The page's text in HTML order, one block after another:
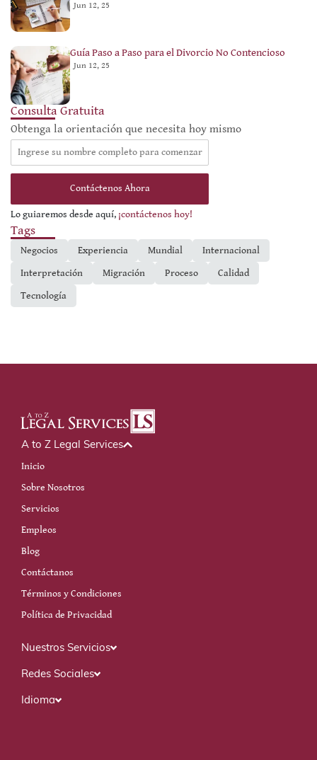
Jun 12, 25
Guía Paso a Paso para el Divorcio No Contencioso
Jun 12, 25
Consulta Gratuita
Obtenga la orientación que necesita hoy mismo
Contáctenos Ahora
Lo guiaremos desde aquí, ¡contáctenos hoy!
Tags
Negocios Experiencia Mundial
Internacional
Interpretación
Migración Proceso
Calidad
Tecnología
A to Z Legal Services
Inicio
Sobre Nosotros
Servicios
Empleos
Blog
Contáctanos
Términos y Condiciones
Política de Privacidad
Nuestros Servicios
Redes Sociales
Idioma